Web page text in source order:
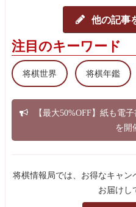
他の記事
注目のキーワード
将棋世界 将棋年鑑
【最大50%OFF】紙も電
を開
将棋情報局では、お得なキャ
お届けし